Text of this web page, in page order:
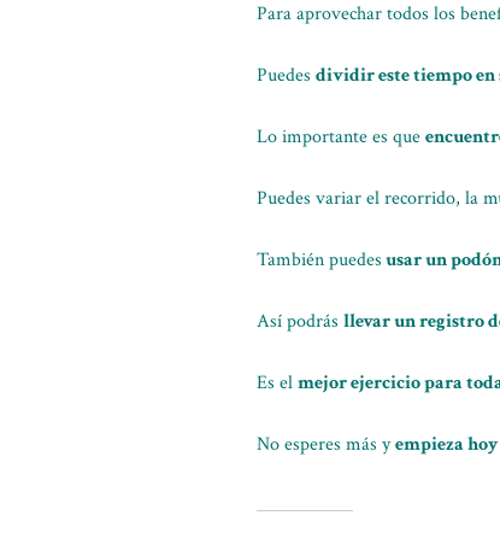
Para aprovechar todos los
Puedes dividir este tiempo en
Lo importante es que
Puedes variar el recorrido, la
También puedesusar un
Así podrás llevar un registro
Es elmejor ejercicio para
No esperes más yempieza